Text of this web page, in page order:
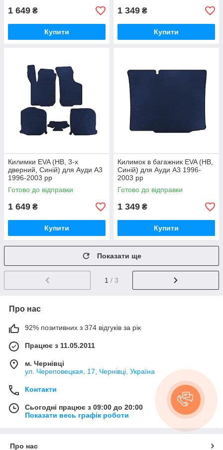
1 649 ₴
Купити
1 349 ₴
Купити
Килимки EVA (HB, 3-х
дверний, Синій) для Ауди A3
1996-2003 рр
Готово до відправки
1 649 ₴
Купити
Килимок в багажник EVA (HB,
Синій) для Ауди A3 1996-
2003 рр
Готово до відправки
1 349 ₴
Купити
Показати ще
1 / 3
Про нас
92% позитивних з 374 відгуків за рік
Працює з 11.05.2011
м. Чернівці
ул. Череповецкая, 17, Чернівці, Україна
Контакти
Сьогодні працює з 09:00 до 20:00
Показати весь графік роботи
Про нас